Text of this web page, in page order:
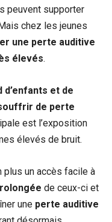
peuvent supporter
chez les jeunes
une perte auditive
élevés.
d’enfants et de
de perte
est l’exposition
élevés de bruit.
plus un accès facile à
de ceux-ci et
une perte auditive